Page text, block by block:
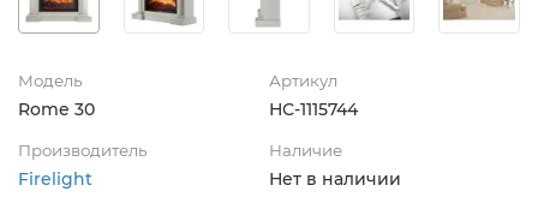
Модель
Rome 30
Артикул
НС-1115744
Производитель
Firelight
Наличие
Нет в наличии